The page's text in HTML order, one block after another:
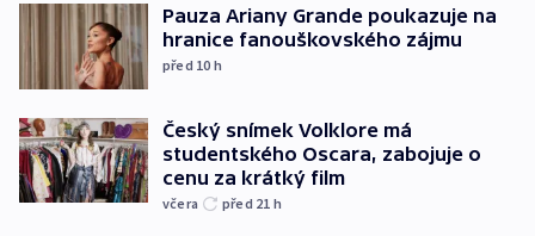
Pauza Ariany Grande poukazuje na
hranice fanouškovského zájmu
před 10 h
Český snímek Volklore má
studentského Oscara, zabojuje o
cenu za krátký film
včera před 21 h